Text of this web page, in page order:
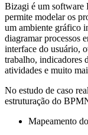
Bizagi é um software
permite modelar os
um ambiente gráfico
diagramar processos
interface do usuário,
trabalho, indicadores
atividades e muito
No estudo de caso
estruturação do
Mapeamento